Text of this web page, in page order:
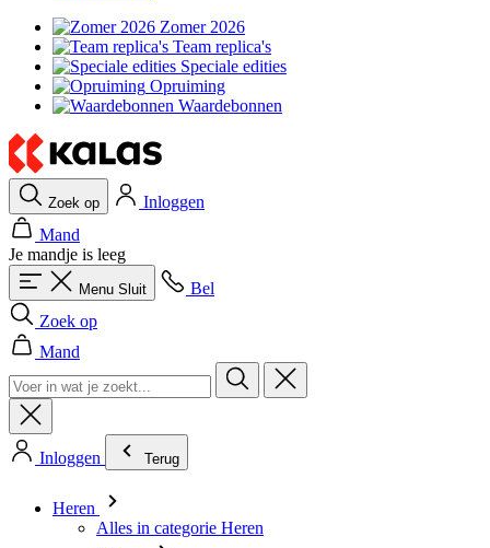
Zomer 2026
Team replica's
Speciale edities
Opruiming
Waardebonnen
Zoek op
Inloggen
Mand
Je mandje is leeg
Menu Sluit
Bel
Zoek op
Mand
Inloggen Terug
Heren
Alles in categorie Heren